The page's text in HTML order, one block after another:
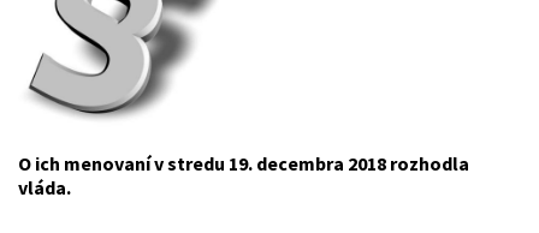
O ich menovaní v stredu 19. decembra 2018 rozhodla
vláda.